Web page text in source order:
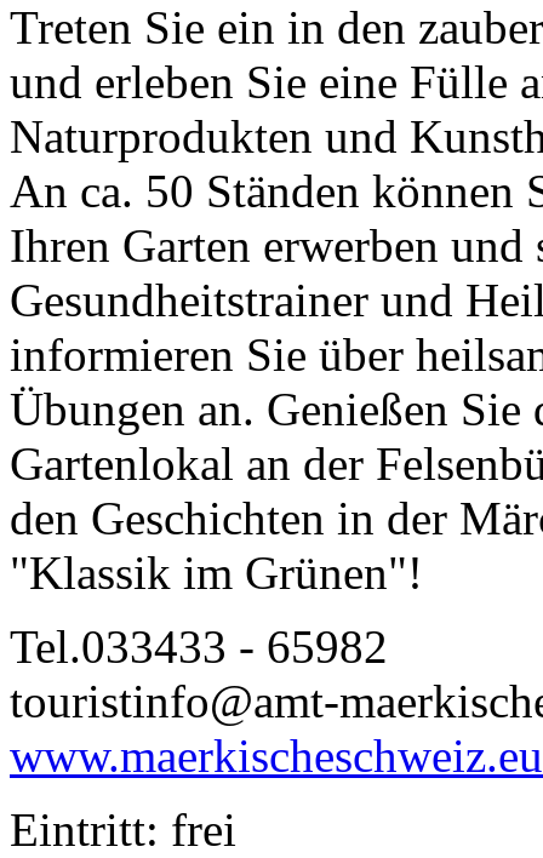
Treten Sie ein in den
und erleben Sie eine Fülle
Naturprodukten und
An ca. 50 Ständen können
Ihren Garten erwerben und
Gesundheitstrainer und
informieren Sie über
Übungen an. Genießen
Gartenlokal an der
den Geschichten in der
"Klassik im Grünen"!
Tel.033433 - 65982
touristinfo@amt-
www.maerkischeschweiz.eu
Eintritt: frei